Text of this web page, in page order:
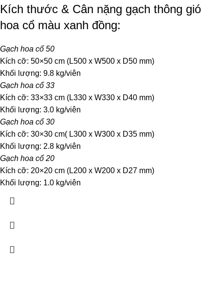
Kích thước & Cân nặng gạch thông gió
hoa cổ màu xanh đồng:
Gạch hoa cổ 50
Kích cỡ: 50×50 cm (L500 x W500 x D50 mm)
Khối lượng: 9.8 kg/viên
Gạch hoa cổ 33
Kích cỡ: 33×33 cm (L330 x W330 x D40 mm)
Khối lượng: 3.0 kg/viên
Gạch hoa cổ 30
Kích cỡ: 30×30 cm( L300 x W300 x D35 mm)
Khối lượng: 2.8 kg/viên
Gạch hoa cổ 20
Kích cỡ: 20×20 cm (L200 x W200 x D27 mm)
Khối lượng: 1.0 kg/viên